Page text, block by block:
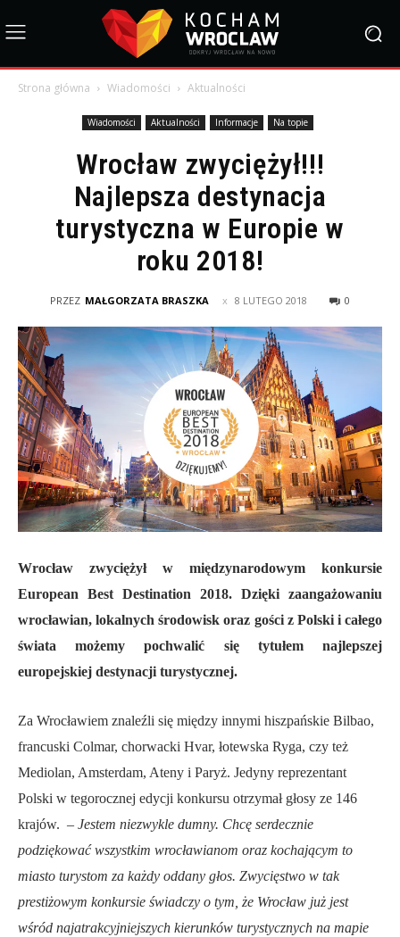
Strona główna Wiadomości Aktualności
Wiadomości Aktualności Informacje Na topie
Wrocław zwyciężył!!!
Najlepsza destynacja
turystyczna w Europie w
roku 2018!
PRZEZ MAŁGORZATA BRASZKA 8 LUTEGO 2018 0
Wrocław zwyciężył w międzynarodowym konkursie
European Best Destination 2018. Dzięki zaangażowaniu
wrocławian, lokalnych środowisk oraz gości z Polski i całego
świata możemy pochwalić się tytułem najlepszej
europejskiej destynacji turystycznej.
Za Wrocławiem znaleźli się między innymi hiszpańskie Bilbao,
francuski Colmar, chorwacki Hvar, łotewska Ryga, czy też
Mediolan, Amsterdam, Ateny i Paryż. Jedyny reprezentant
Polski w tegorocznej edycji konkursu otrzymał głosy ze 146
krajów. – Jestem niezwykle dumny. Chcę serdecznie
podziękować wszystkim wrocławianom oraz kochającym to
miasto turystom za każdy oddany głos. Zwycięstwo w tak
prestiżowym konkursie świadczy o tym, że Wrocław już jest
wśród najatrakcyjniejszych kierunków turystycznych na mapie